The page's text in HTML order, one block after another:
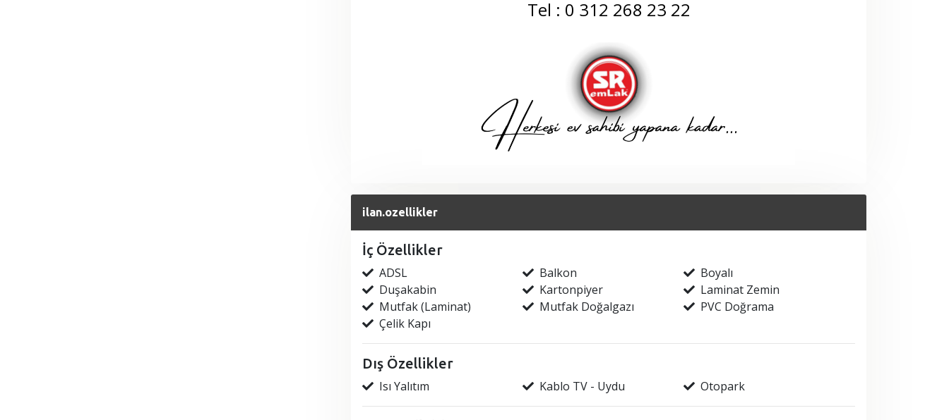
Tel : 0 312 268 23 22
ilan.ozellikler
İç Özellikler
ADSL Balkon
Boyalı
Duşakabin
Kartonpiyer
Laminat Zemin
Mutfak (Laminat)
Mutfak Doğalgazı
PVC Doğrama
Çelik Kapı
Dış Özellikler
Isı Yalıtım Kablo TV - Uydu Otopark